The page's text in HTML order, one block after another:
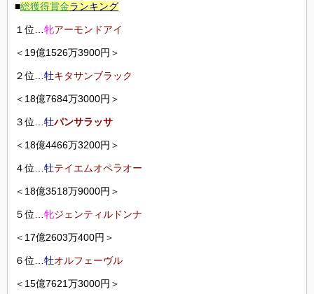
■総獲得賞金ランキング
１位… 牝アーモンドアイ
＜19億1526万3900円＞
２位… 牡キタサンブラック
＜18億7684万3000円＞
３位… 牡パンサラッサ
＜18億4466万3200円＞
４位… 牡テイエムオペラオー
＜18億3518万9000円＞
５位… 牝ジェンティルドンナ
＜17億2603万400円＞
６位… 牡オルフェーヴル
＜15億7621万3000円＞